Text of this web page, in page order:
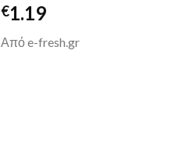
€1.19
Από e-fresh.gr